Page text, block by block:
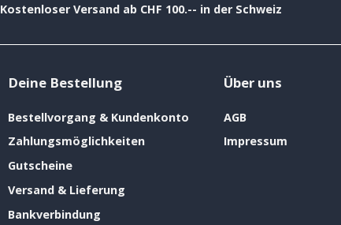
Kostenloser Versand ab CHF 100.-- in der Schweiz
Deine Bestellung
Bestellvorgang & Kundenkonto
Zahlungsmöglichkeiten
Gutscheine
Versand & Lieferung
Bankverbindung
Über uns
AGB
Impressum